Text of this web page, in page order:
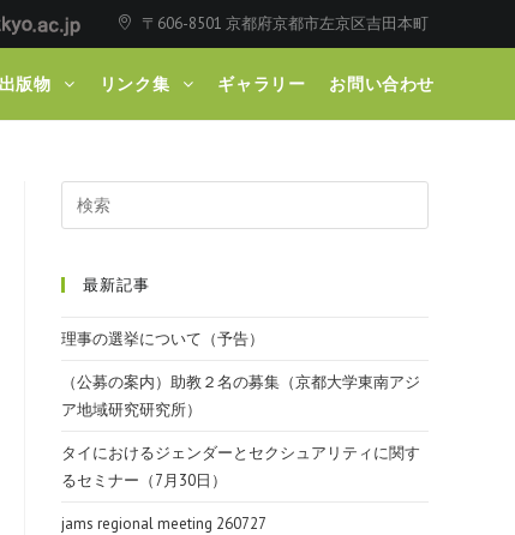
〒606-8501 京都府京都市左京区吉田本町
出版物 リンク集 ギャラリー お問い合わせ
最新記事
理事の選挙について（予告）
（公募の案内）助教２名の募集（京都大学東南アジ
ア地域研究研究所）
タイにおけるジェンダーとセクシュアリティに関す
るセミナー（7月30日）
jams regional meeting 260727